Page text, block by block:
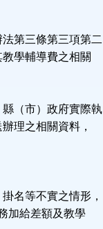
第三條第三項第二
學輔導費之相關
（市）政府實際執
理之相關資料，
名等不實之情形，
加給差額及教學